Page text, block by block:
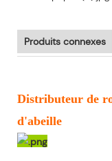
Produits connexes
Distributeur de
d'abeille